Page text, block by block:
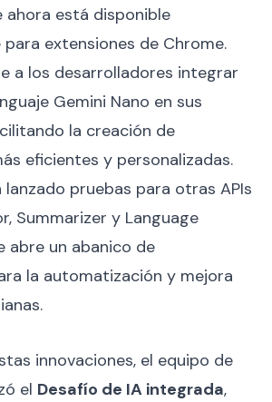
ahora está disponible
extensiones de Chrome.
a los desarrolladores integrar
Gemini Nano en sus
la creación de
eficientes y personalizadas.
lanzado pruebas para otras APIs
Summarizer y Language
abre un abanico de
la automatización y mejora
innovaciones, el equipo de
el Desafío de IA integrada,